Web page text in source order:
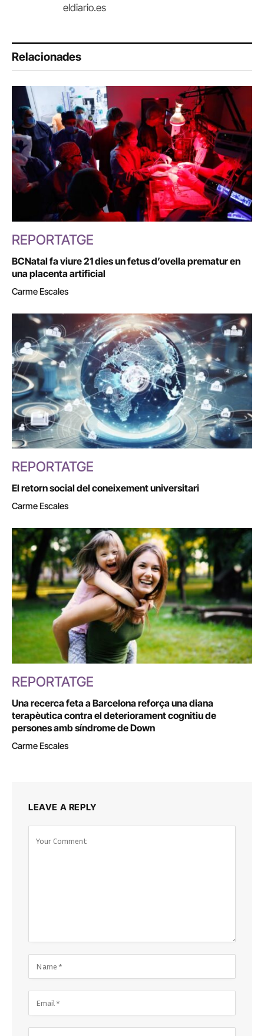
eldiario.es
Relacionades
REPORTATGE
BCNatal fa viure 21 dies un fetus d’ovella prematur en
una placenta artificial
Carme Escales
REPORTATGE
El retorn social del coneixement universitari
Carme Escales
REPORTATGE
Una recerca feta a Barcelona reforça una diana
terapèutica contra el deteriorament cognitiu de
persones amb síndrome de Down
Carme Escales
LEAVE A REPLY